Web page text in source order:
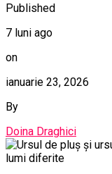
Published
7 luni ago
on
ianuarie 23, 2026
By
Doina Draghici